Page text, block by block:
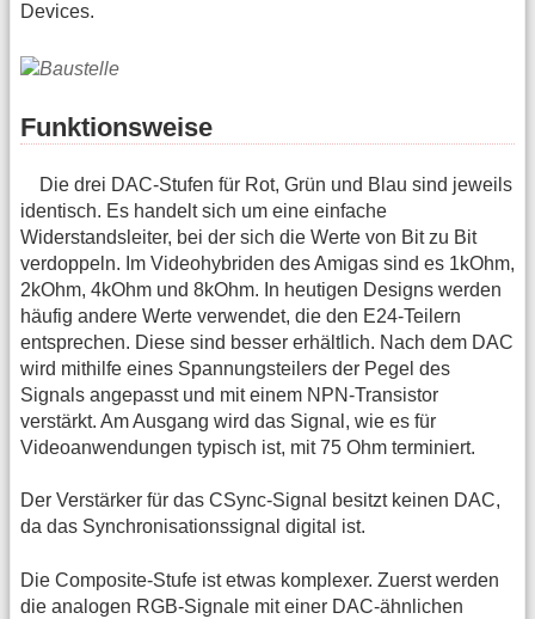
Devices.
Funktionsweise
Die drei DAC-Stufen für Rot, Grün und Blau sind jeweils
identisch. Es handelt sich um eine einfache
Widerstandsleiter, bei der sich die Werte von Bit zu Bit
verdoppeln. Im Videohybriden des Amigas sind es 1kOhm,
2kOhm, 4kOhm und 8kOhm. In heutigen Designs werden
häufig andere Werte verwendet, die den E24-Teilern
entsprechen. Diese sind besser erhältlich. Nach dem DAC
wird mithilfe eines Spannungsteilers der Pegel des
Signals angepasst und mit einem NPN-Transistor
verstärkt. Am Ausgang wird das Signal, wie es für
Videoanwendungen typisch ist, mit 75 Ohm terminiert.
Der Verstärker für das CSync-Signal besitzt keinen DAC,
da das Synchronisationssignal digital ist.
Die Composite-Stufe ist etwas komplexer. Zuerst werden
die analogen RGB-Signale mit einer DAC-ähnlichen